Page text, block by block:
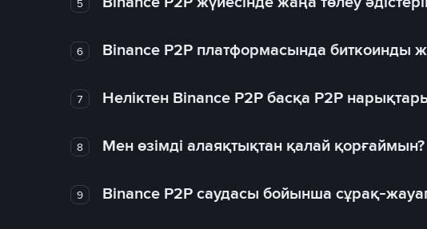
6 Binance P2P платформасында биткоинды
7 Неліктен Binance P2P басқа P2P
8 Мен өзімді алаяқтықтан қалай
9 Binance P2P саудасы бойынша сұрақ-